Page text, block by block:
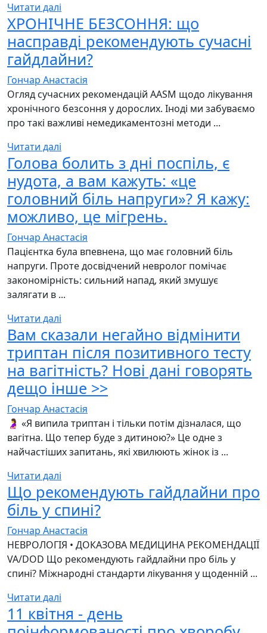
Читати далі
ХРОНІЧНЕ БЕЗСОННЯ: що
насправді рекомендують сучасні
гайдлайни?
Гончар Анастасія
Огляд сучасних рекомендацій AASM щодо лікування
хронічного безсоння у дорослих. Іноді ми забуваємо
про такі важливі немедикаментозні методи ...
Читати далі
Голова болить з дні поспіль, є
нудота, а вам кажуть: «це
головний біль напруги»? Я кажу:
можливо, це мігрень.
Гончар Анастасія
Пацієнтка була впевнена, що має головний біль
напруги. Проте досвідчений невролог помічає
закономірність: сильний напад, який змушує
залягати в ...
Читати далі
Вам сказали негайно відмінити
триптан після позитивного тесту
на вагітність? Нові дані говорять
дещо інше >>
Гончар Анастасія
🤰 «Я випила триптан і тільки потім дізналася, що
вагітна. Що тепер буде з дитиною?» Це одне з
найчастіших запитань, які хвилюють жінок із ...
Читати далі
Що рекомендують гайдлайни про
біль у спині?
Гончар Анастасія
НЕВРОЛОГІЯ • ДОКАЗОВА МЕДИЦИНА РЕКОМЕНДАЦІЇ
VA/DOD Що рекомендують гайдлайни про біль у
спині? Міжнародні стандарти лікування у щоденній ...
Читати далі
11 квітня - день